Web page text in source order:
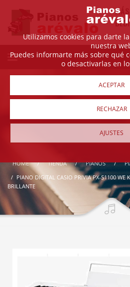
HOME TIENDA PIANOS
PIANO DIGITAL CASIO PRIVIA PX-S1100 WE
BRILLANTE
Utilizamos cookies para darte
nuestra
Puedes informarte más sobre qué
o desactivarlas en
ACEPTAR
RECHAZAR
AJUSTES